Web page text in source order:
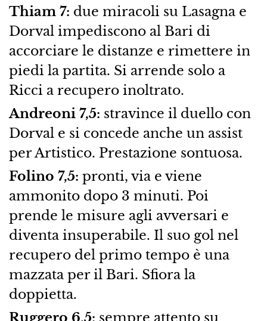
Thiam 7: due miracoli su Lasagna e
Dorval impediscono al Bari di
accorciare le distanze e rimettere in
piedi la partita. Si arrende solo a
Ricci a recupero inoltrato.
Andreoni 7,5: stravince il duello con
Dorval e si concede anche un assist
per Artistico. Prestazione sontuosa.
Folino 7,5: pronti, via e viene
ammonito dopo 3 minuti. Poi
prende le misure agli avversari e
diventa insuperabile. Il suo gol nel
recupero del primo tempo è una
mazzata per il Bari. Sfiora la
doppietta.
Ruggero 6,5: sempre attento su